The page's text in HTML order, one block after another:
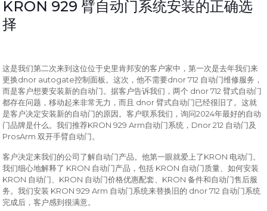
KRON 929 臂自动门系统安装的正确选
择
这是我们第二次来到这位位于史里肯邦安的客户家中，第一次是去年我们来
更换dnor autogate控制面板。这次，他不需要dnor 712 自动门维修服务，
而是客户想要安装新的自动门。据客户告诉我们，两个 dnor 712臂式自动门
都存在问题，移动起来非常无力，而且 dnor臂式自动门已经很旧了。这就
是客户决定安装新的自动门的原因。客户联系我们，询问2024年最好的自动
门品牌是什么。我们推荐KRON 929 Arm自动门系统， Dnor 212 自动门及
ProsArm双开手臂自动门。
客户决定来我们的公司了解自动门产品。他第一眼就爱上了 KRON 电动门。
我们细心地解释了 KRON 自动门产品，包括 KRON 自动门质量、如何安装
KRON 自动门、 KRON 自动门价格优惠配套、 KRON备件和自动门售后服
务。我们安装 KRON 929 Arm 自动门系统来替换旧的 dnor 712 自动门系统
完成后，客户感到很满意。